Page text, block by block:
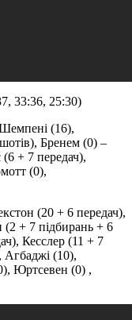
33:36, 25:30)
(16),
Бренем (0) –
+ 7 передач),
(0),
(20 + 6 передач),
(2 + 7 підбирань + 6
Кесслер (11 + 7
(10),
Юртсевен (0) ,